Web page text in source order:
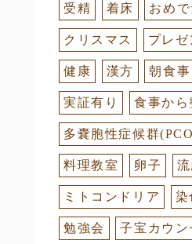
受精 着床 おめで
クリスマス プレゼ
健康 漢方 朝食事
実証有り 食事から
多嚢胞性症候群
料理教室 卵子
ミトコンドリア 染
勉強会 子宝カウン